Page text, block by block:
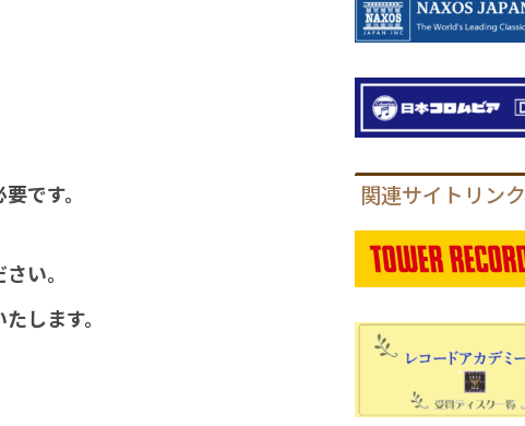
です。
い。
します。
関連サイトリンク